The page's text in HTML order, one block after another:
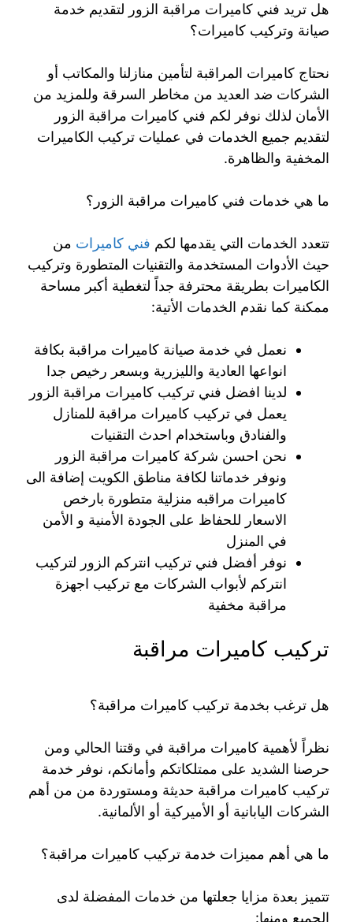
هل تريد فني كاميرات مراقبة الزور لتقديم خدمة
صيانة وتركيب كاميرات؟
نحتاج كاميرات المراقبة لتأمين منازلنا والمكاتب أو
الشركات ضد العديد من مخاطر السرقة وللمزيد من
الأمان لذلك نوفر لكم فني كاميرات مراقبة الزور
لتقديم جميع الخدمات في عمليات تركيب الكاميرات
المخفية والظاهرة.
ما هي خدمات فني كاميرات مراقبة الزور؟
تتعدد الخدمات التي يقدمها لكم فني كاميرات من
حيث الأدوات المستخدمة والتقنيات المتطورة وتركيب
الكاميرات بطريقة محترفة جداً لتغطية أكبر مساحة
ممكنة كما نقدم الخدمات الأتية:
نعمل في خدمة صيانة كاميرات مراقبة بكافة
انواعها العادية والليزرية وبسعر رخيص جدا
لدينا افضل فني تركيب كاميرات مراقبة الزور
يعمل في تركيب كاميرات مراقبة للمنازل
والفنادق وباستخدام احدث التقنيات
نحن احسن شركة كاميرات مراقبة الزور
ونوفر خدماتنا لكافة مناطق الكويت إضافة الى
كاميرات مراقبه منزلية متطورة بارخص
الاسعار للحفاظ على الجودة الأمنية و الأمن
في المنزل
نوفر أفضل فني تركيب انتركم الزور لتركيب
انتركم لأبواب الشركات مع تركيب اجهزة
مراقبة مخفية
تركيب كاميرات مراقبة
هل ترغب بخدمة تركيب كاميرات مراقبة؟
نظراً لأهمية كاميرات مراقبة في وقتنا الحالي ومن
حرصنا الشديد على ممتلكاتكم وأمانكم، نوفر خدمة
تركيب كاميرات مراقبة حديثة ومستوردة من من أهم
الشركات اليابانية أو الأميركية أو الألمانية.
ما هي أهم مميزات خدمة تركيب كاميرات مراقبة؟
تتميز بعدة مزايا جعلتها من خدمات المفضلة لدى
الجميع ومنها: